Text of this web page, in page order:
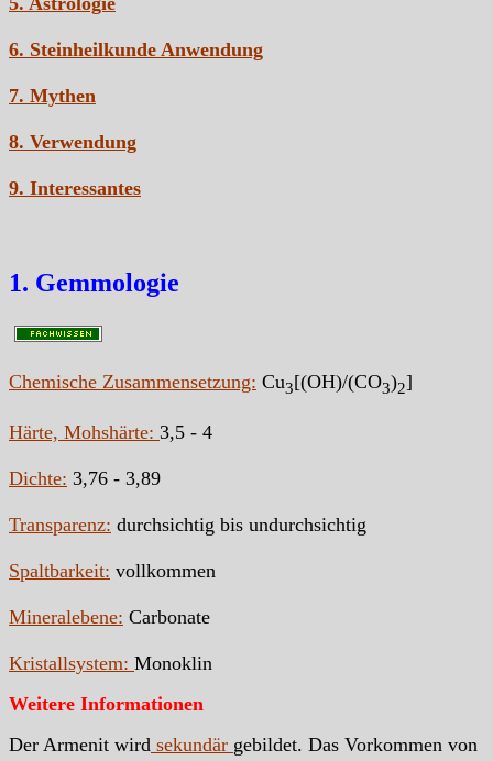
6. Steinheilkunde Anwendung
7. Mythen
8. Verwendung
9. Interessantes
1. Gemmologie
Chemische Zusammensetzung: Cu3[(OH)/(CO3)2]
Härte, Mohshärte: 3,5 - 4
Dichte: 3,76 - 3,89
Transparenz: durchsichtig bis undurchsichtig
Spaltbarkeit: vollkommen
Mineralebene: Carbonate
Kristallsystem: Monoklin
Weitere Informationen
Der Armenit wird sekundär gebildet. Das Vorkommen von